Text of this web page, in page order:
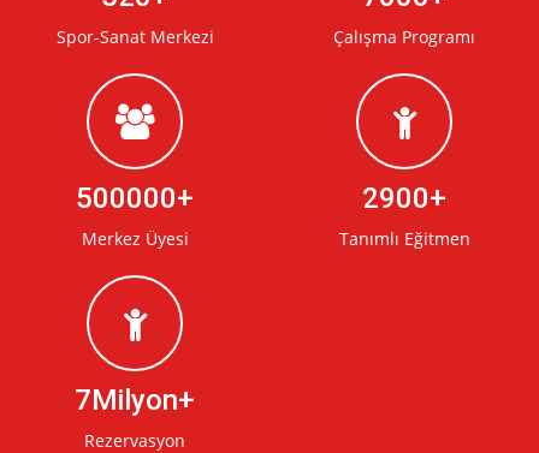
Spor-Sanat Merkezi Çalışma Programı
500000
Merkez Üyesi
2900
Tanımlı Eğitmen
7Milyon
Rezervasyon